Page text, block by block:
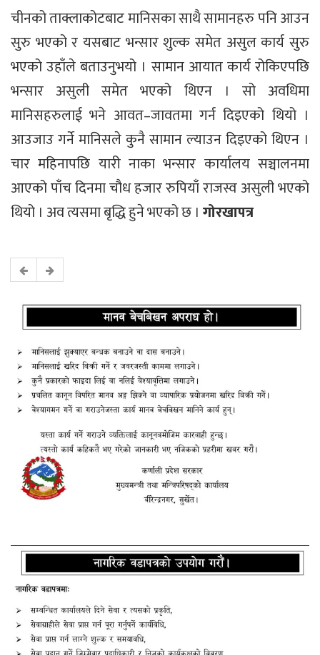
चीनको ताक्लाकोटबाट मानिसका साथै सामानहरु पनि आउन
सुरु भएको र यसबाट भन्सार शुल्क समेत असुल कार्य सुरु
भएको उहाँले बताउनुभयो । सामान आयात कार्य रोकिएपछि
भन्सार असुली समेत भएको थिएन । सो अवधिमा
मानिसहरुलाई भने आवत–जावतमा गर्न दिइएको थियो ।
आउजाउ गर्ने मानिसले कुनै सामान ल्याउन दिइएको थिएन ।
चार महिनापछि यारी नाका भन्सार कार्यालय सञ्चालनमा
आएको पाँच दिनमा चौध हजार रुपियाँ राजस्व असुली भएको
थियो । अव त्यसमा बृद्धि हुने भएको छ । गोरखापत्र